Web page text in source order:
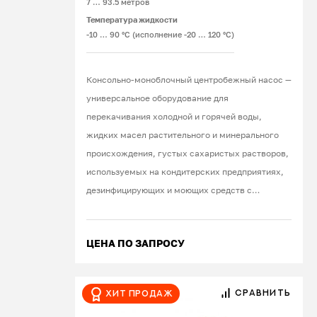
3D, CDX, 2CDX;
вертикальные и горизонтальные
компактных габаритах: серии Matrix
и Compact. Используются в
промышленных установках и для
орошения;
погружные насосы — для колодцев и
скважин, серии DW, DW VOX и BEST
ONE. Погружной насос Ebara
глубины;
вихревые насосы — серия PRA,
надежность;
Температура жидкости
-10 … 90 °C (исполнение -20 … 120 °C)
Консольно-моноблочный центробежный насос —
универсальное оборудование для
перекачивания холодной и горячей воды,
жидких масел растительного и минерального
происхождения, густых сахаристых растворов,
используемых на кондитерских предприятиях,
дезинфицирующих и моющих средств с
разных отраслей промышленности и
работу систем отопления, кондиционирования и
водоснабжения. Агрегаты встраивают в
ЦЕНА ПО ЗАПРОСУ
Хит продаж СРАВНИТЬ